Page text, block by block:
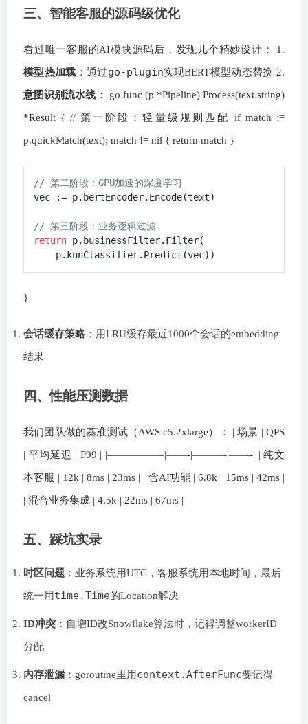
三、智能客服的源码级优化
看过唯一客服的AI模块源码后，发现几个精妙设计： 1.
模型热加载 ：通过go-plugin实现BERT模型动态替换 2.
意图识别流水线 ： go func (p *Pipeline) Process(text string)
*Result { // 第一阶段：轻量级规则匹配 if match :=
p.quickMatch(text); match != nil { return match }
// 第二阶段：GPU加速的深度学习
vec := p.bertEncoder.Encode(text)
// 第三阶段：业务逻辑过滤
return p.businessFilter.Filter(
}
会话缓存策略 ：用LRU缓存最近1000个会话的embedding
结果
四、性能压测数据
我们团队做的基准测试（AWS c5.2xlarge）： | 场景 | QPS
| 平均延迟 | P99 | |—————–|——-|———-|——-| | 纯文
本客服 | 12k | 8ms | 23ms | | 含AI功能 | 6.8k | 15ms | 42ms |
| 混合业务集成 | 4.5k | 22ms | 67ms |
五、踩坑实录
时区问题 ：业务系统用UTC，客服系统用本地时间，最后
统一用time.Time的Location解决
ID冲突 ：自增ID改Snowflake算法时，记得调整workerID
分配
内存泄漏 ：goroutine里用context.AfterFunc要记得
cancel